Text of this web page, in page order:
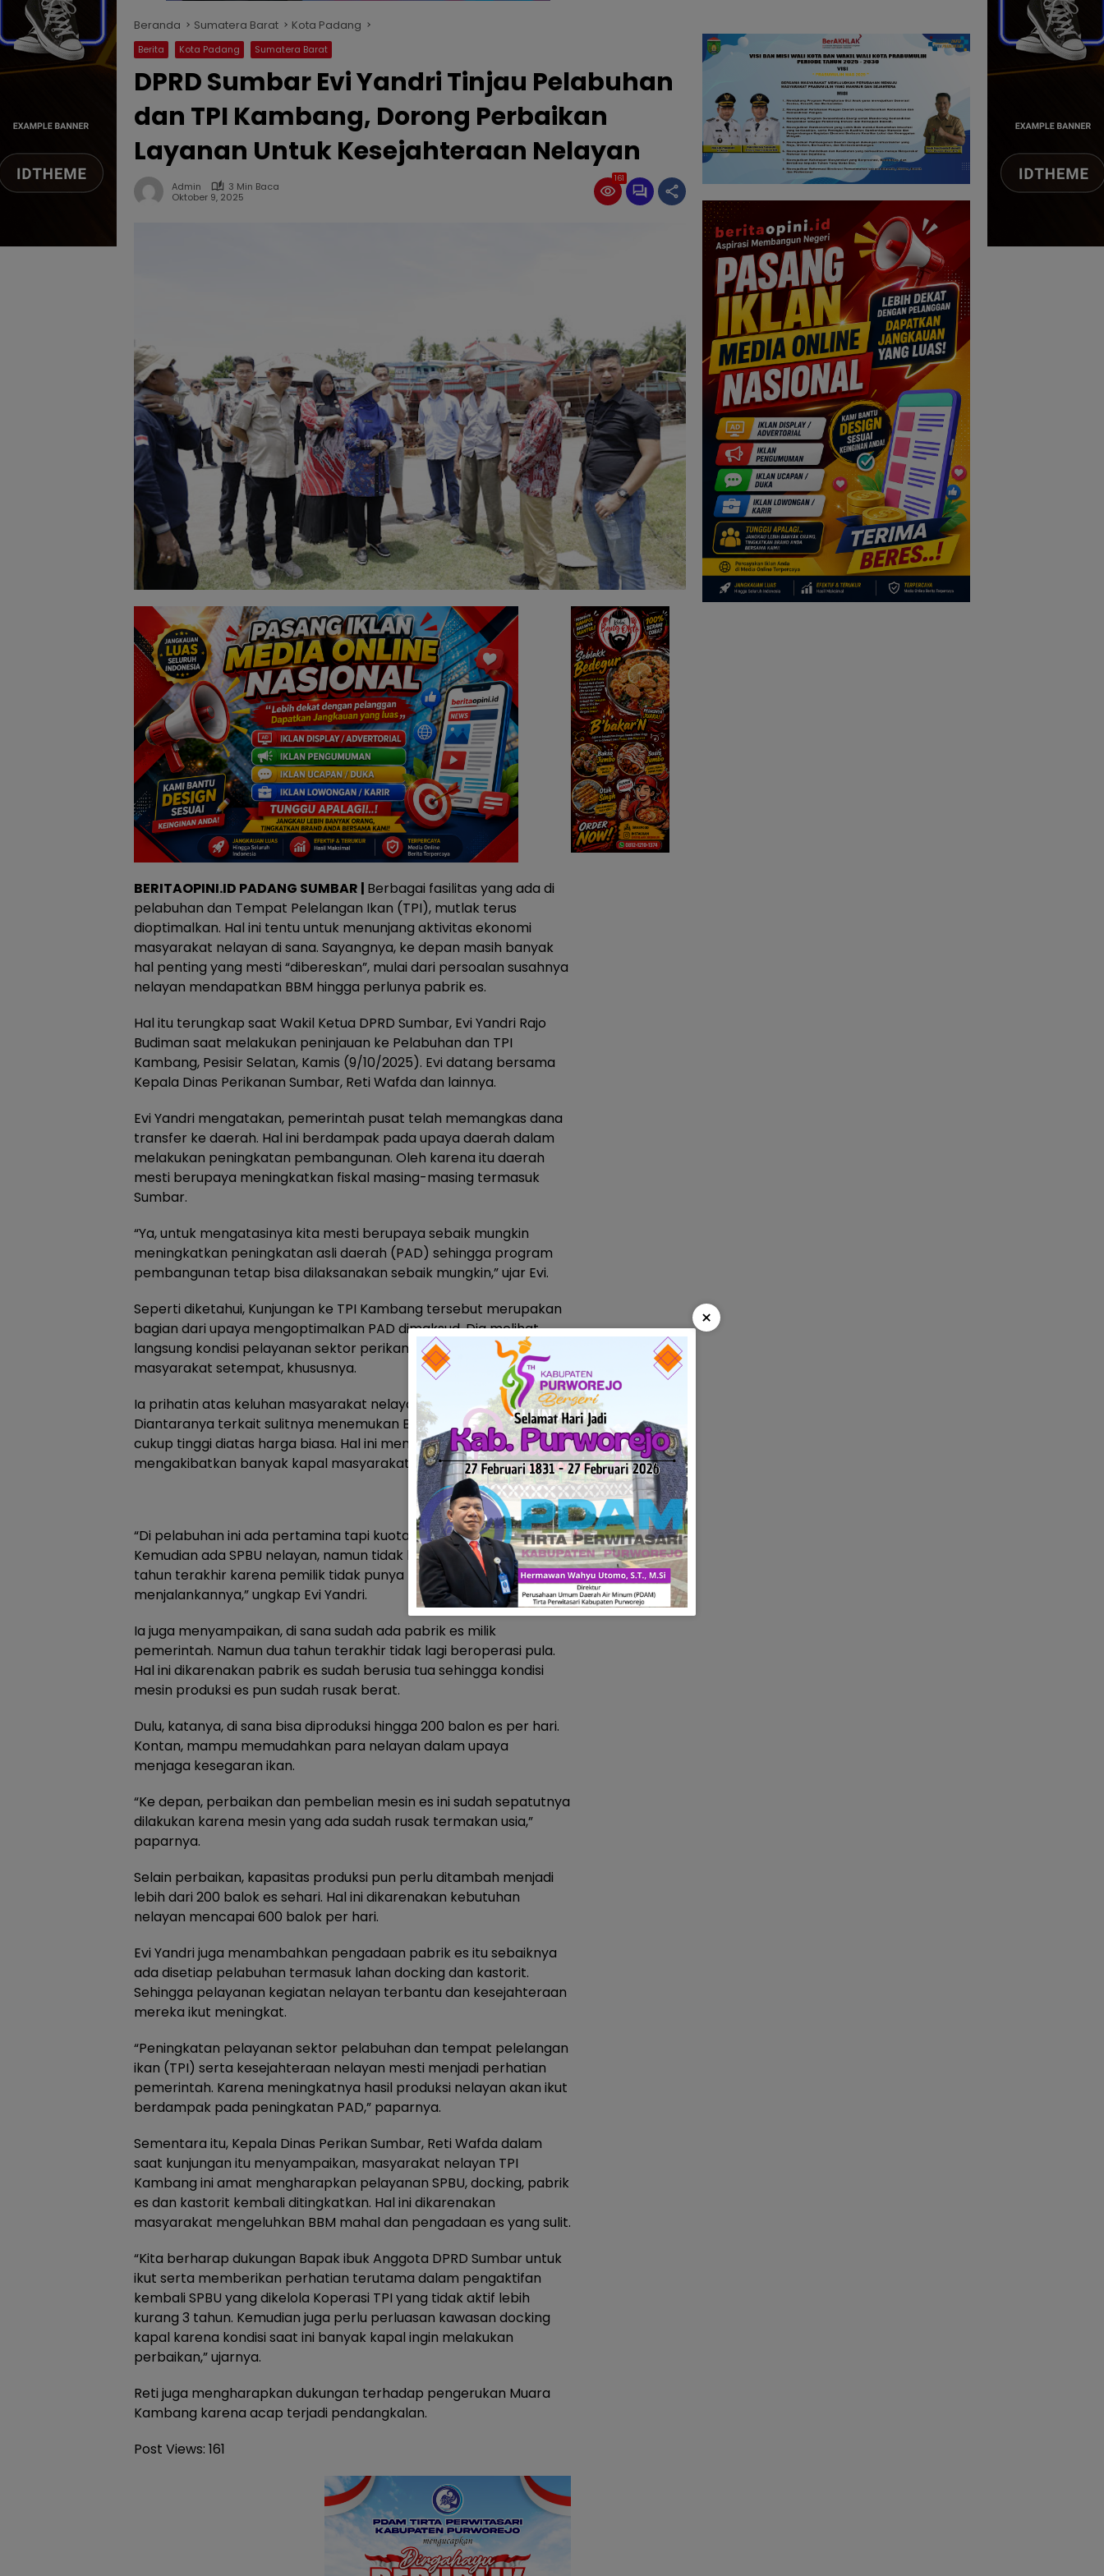
Beranda Sumatera Barat Kota Padang
Berita Kota Padang Sumatera Barat
DPRD Sumbar Evi Yandri Tinjau Pelabuhan
dan TPI Kambang, Dorong Perbaikan
Layanan Untuk Kesejahteraan Nelayan
Admin
3 Min Baca
Oktober 9, 2025
161
BERITAOPINI.ID PADANG SUMBAR | Berbagai fasilitas yang ada di
pelabuhan dan Tempat Pelelangan Ikan (TPI), mutlak terus
dioptimalkan. Hal ini tentu untuk menunjang aktivitas ekonomi
masyarakat nelayan di sana. Sayangnya, ke depan masih banyak
hal penting yang mesti “dibereskan”, mulai dari persoalan susahnya
nelayan mendapatkan BBM hingga perlunya pabrik es.
Hal itu terungkap saat Wakil Ketua DPRD Sumbar, Evi Yandri Rajo
Budiman saat melakukan peninjauan ke Pelabuhan dan TPI
Kambang, Pesisir Selatan, Kamis (9/10/2025). Evi datang bersama
Kepala Dinas Perikanan Sumbar, Reti Wafda dan lainnya.
Evi Yandri mengatakan, pemerintah pusat telah memangkas dana
transfer ke daerah. Hal ini berdampak pada upaya daerah dalam
melakukan peningkatan pembangunan. Oleh karena itu daerah
mesti berupaya meningkatkan fiskal masing-masing termasuk
Sumbar.
“Ya, untuk mengatasinya kita mesti berupaya sebaik mungkin
meningkatkan peningkatan asli daerah (PAD) sehingga program
pembangunan tetap bisa dilaksanakan sebaik mungkin,” ujar Evi.
Seperti diketahui, Kunjungan ke TPI Kambang tersebut merupakan
bagian dari upaya mengoptimalkan PAD dimaksud. Dia melihat
langsung kondisi pelayanan sektor perikanan bagi kesejahteraan
masyarakat setempat, khususnya.
Ia prihatin atas keluhan masyarakat nelayan Pesisir Selatan.
Diantaranya terkait sulitnya menemukan BBM dan harga BBM yang
cukup tinggi diatas harga biasa. Hal ini menjadi beban yang
mengakibatkan banyak kapal masyarakat tidak berlayar.
“Di pelabuhan ini ada pertamina tapi kuotanya belum memadai.
Kemudian ada SPBU nelayan, namun tidak beroperasional lagi tiga
tahun terakhir karena pemilik tidak punya modal besar untuk
menjalankannya,” ungkap Evi Yandri.
Ia juga menyampaikan, di sana sudah ada pabrik es milik
pemerintah. Namun dua tahun terakhir tidak lagi beroperasi pula.
Hal ini dikarenakan pabrik es sudah berusia tua sehingga kondisi
mesin produksi es pun sudah rusak berat.
Dulu, katanya, di sana bisa diproduksi hingga 200 balon es per hari.
Kontan, mampu memudahkan para nelayan dalam upaya
menjaga kesegaran ikan.
“Ke depan, perbaikan dan pembelian mesin es ini sudah sepatutnya
dilakukan karena mesin yang ada sudah rusak termakan usia,”
paparnya.
Selain perbaikan, kapasitas produksi pun perlu ditambah menjadi
lebih dari 200 balok es sehari. Hal ini dikarenakan kebutuhan
nelayan mencapai 600 balok per hari.
Evi Yandri juga menambahkan pengadaan pabrik es itu sebaiknya
ada disetiap pelabuhan termasuk lahan docking dan kastorit.
Sehingga pelayanan kegiatan nelayan terbantu dan kesejahteraan
mereka ikut meningkat.
“Peningkatan pelayanan sektor pelabuhan dan tempat pelelangan
ikan (TPI) serta kesejahteraan nelayan mesti menjadi perhatian
pemerintah. Karena meningkatnya hasil produksi nelayan akan ikut
berdampak pada peningkatan PAD,” paparnya.
Sementara itu, Kepala Dinas Perikan Sumbar, Reti Wafda dalam
saat kunjungan itu menyampaikan, masyarakat nelayan TPI
Kambang ini amat mengharapkan pelayanan SPBU, docking, pabrik
es dan kastorit kembali ditingkatkan. Hal ini dikarenakan
masyarakat mengeluhkan BBM mahal dan pengadaan es yang sulit.
“Kita berharap dukungan Bapak ibuk Anggota DPRD Sumbar untuk
ikut serta memberikan perhatian terutama dalam pengaktifan
kembali SPBU yang dikelola Koperasi TPI yang tidak aktif lebih
kurang 3 tahun. Kemudian juga perlu perluasan kawasan docking
kapal karena kondisi saat ini banyak kapal ingin melakukan
perbaikan,” ujarnya.
Reti juga mengharapkan dukungan terhadap pengerukan Muara
Kambang karena acap terjadi pendangkalan.
Post Views: 161
×